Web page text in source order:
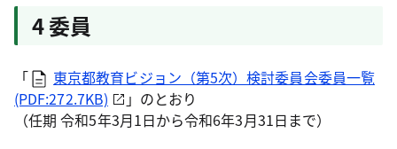
4 委員
「
東京都教育ビジョン（第5次）検討委員会委員一覧
(PDF:272.7KB)
」のとおり
（任期 令和5年3月1日から令和6年3月31日まで）